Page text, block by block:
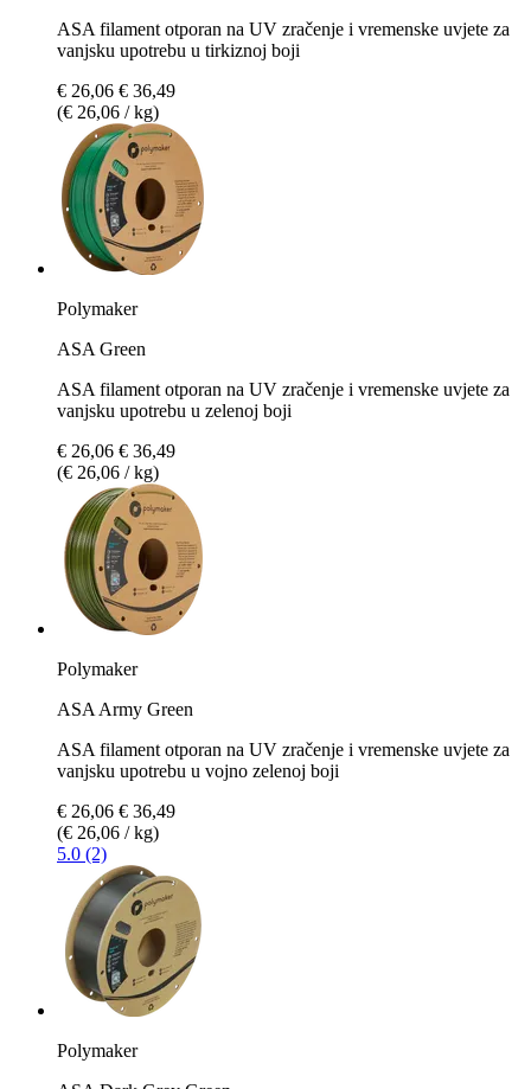
ASA filament otporan na UV zračenje i vremenske uvjete za
vanjsku upotrebu u tirkiznoj boji
€ 26,06 € 36,49
(€ 26,06 / kg)
Polymaker
ASA Green
ASA filament otporan na UV zračenje i vremenske uvjete za
vanjsku upotrebu u zelenoj boji
€ 26,06 € 36,49
(€ 26,06 / kg)
Polymaker
ASA Army Green
ASA filament otporan na UV zračenje i vremenske uvjete za
vanjsku upotrebu u vojno zelenoj boji
€ 26,06 € 36,49
(€ 26,06 / kg)
5.0 (2)
Polymaker